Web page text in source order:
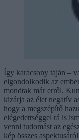
Így karácsony táján –
elgondolkodik az
mondtak már erről.
kizárja az élet negatív
hogy a megszépítő
elégedettséggel rá is
venni tudomást az
kép összes aspektusáról.